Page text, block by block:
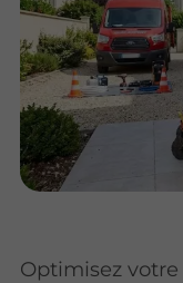
Optimisez